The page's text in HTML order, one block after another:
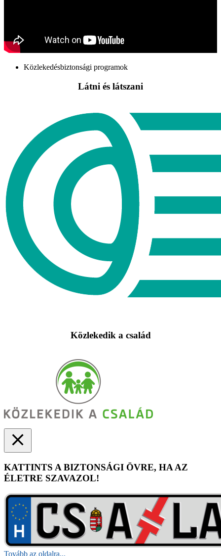
Közlekedésbiztonsági programok
Látni és látszani
Közlekedik a család
KATTINTS A BIZTONSÁGI ÖVRE, HA AZ
ÉLETRE SZAVAZOL!
Tovább az oldalra...